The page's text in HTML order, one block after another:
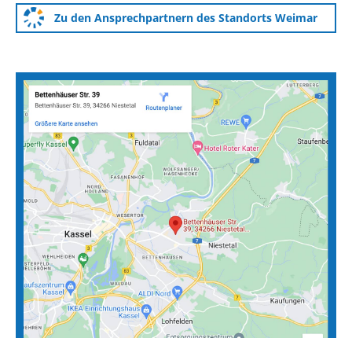
Zu den Ansprechpartnern des Standorts Weimar
Anfahrtskarten zu unseren Standorten